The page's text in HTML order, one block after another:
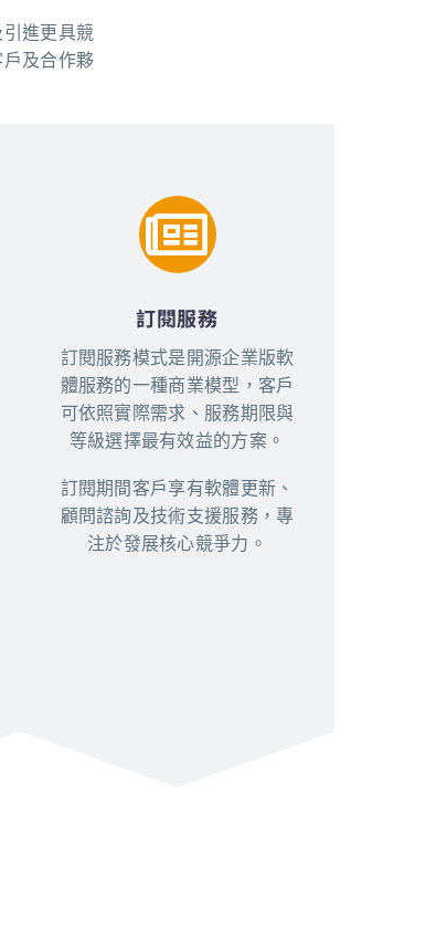
進更具競
及合作夥
To
Dealer
Where
Ultimate
訂閱服務
訂閱服務模式是開源企業版軟
體服務的一種商業模型，客戶
可依照實際需求、服務期限與
等級選擇最有效益的方案。
訂閱期間客戶享有軟體更新、
顧問諮詢及技術支援服務，專
注於發展核心競爭力。